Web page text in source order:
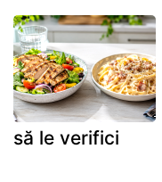
să le verifici